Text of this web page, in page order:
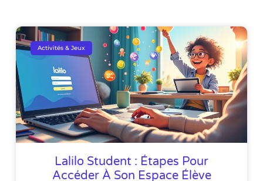
Activités & Jeux
Lalilo Student : Étapes Pour
Accéder À Son Espace Élève